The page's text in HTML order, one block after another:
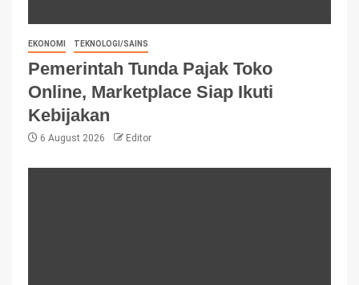
EKONOMI TEKNOLOGI/SAINS
Pemerintah Tunda Pajak Toko
Online, Marketplace Siap Ikuti
Kebijakan
6 August 2026 Editor